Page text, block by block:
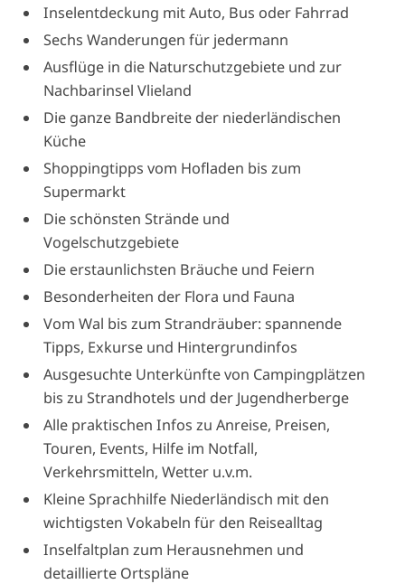
Inselentdeckung mit Auto, Bus oder Fahrrad
Sechs Wanderungen für jedermann
Ausflüge in die Naturschutzgebiete und zur
Nachbarinsel Vlieland
Die ganze Bandbreite der niederländischen
Küche
Shoppingtipps vom Hofladen bis zum
Supermarkt
Die schönsten Strände und
Vogelschutzgebiete
Die erstaunlichsten Bräuche und Feiern
Besonderheiten der Flora und Fauna
Vom Wal bis zum Strandräuber: spannende
Tipps, Exkurse und Hintergrundinfos
Ausgesuchte Unterkünfte von Campingplätzen
bis zu Strandhotels und der Jugendherberge
Alle praktischen Infos zu Anreise, Preisen,
Touren, Events, Hilfe im Notfall,
Verkehrsmitteln, Wetter u.v.m.
Kleine Sprachhilfe Niederländisch mit den
wichtigsten Vokabeln für den Reisealltag
Inselfaltplan zum Herausnehmen und
detaillierte Ortspläne